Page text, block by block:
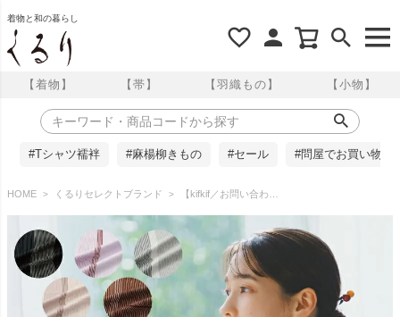
着物と和の暮らし
【着物】 【帯】 【羽織もの】 【小物】
#Tシャツ襦袢 #麻楊柳きもの #セール #問屋でお買い物
HOME くるりセレクトブランド 【kifkif／お問い合わせ商品】反物＋仕立て 全5色 東レシルック小紋 細縞 お仕立て代込み くるり